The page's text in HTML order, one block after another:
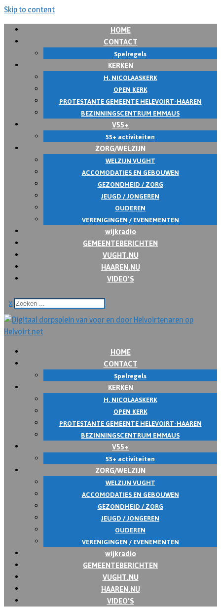
Skip to content
HOME
CONTACT
Spelregels
KERKEN
H. NICOLAASKERK
OPEN KERK
PROTESTANTE GEMEENTE HELEVOIRT-HAAREN
BEZINNINGSCENTRUM EMMAUS
V55+
55+ activiteiten
ZORG/WELZIJN
WELZIJN VUGHT
ACCOMODATIES EN GEBOUWEN
GEZONDHEID / ZORG
JEUGD / JONGEREN
OUDEREN
VERENIGINGEN / EVENEMENTEN
wijkradio
GEMEENTEBERICHTEN
VUGHT.NU
HAAREN.NU
VIDEO’S
x
HOME
CONTACT
Spelregels
KERKEN
H. NICOLAASKERK
OPEN KERK
PROTESTANTE GEMEENTE HELEVOIRT-HAAREN
BEZINNINGSCENTRUM EMMAUS
V55+
55+ activiteiten
ZORG/WELZIJN
WELZIJN VUGHT
ACCOMODATIES EN GEBOUWEN
GEZONDHEID / ZORG
JEUGD / JONGEREN
OUDEREN
VERENIGINGEN / EVENEMENTEN
wijkradio
GEMEENTEBERICHTEN
VUGHT.NU
HAAREN.NU
VIDEO’S